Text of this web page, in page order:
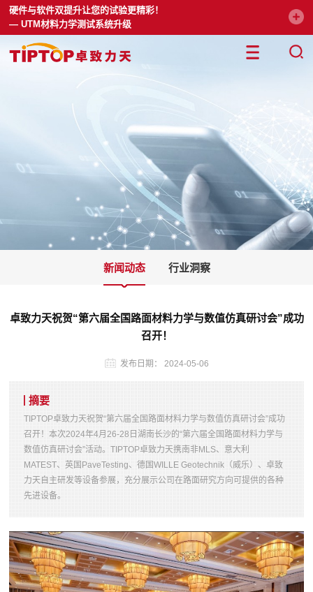
硬件与软件双提升让您的试验更精彩！
— UTM材料力学测试系统升级
新闻动态 行业洞察
卓致力天祝贺“第六届全国路面材料力学与数值仿真研讨会”成功
召开！
发布日期： 2024-05-06
摘要
TIPTOP卓致力天祝贺“第六届全国路面材料力学与数值仿真研讨会”成功
召开！本次2024年4月26-28日湖南长沙的“第六届全国路面材料力学与
数值仿真研讨会”活动。TIPTOP卓致力天携南非MLS、意大利
MATEST、英国PaveTesting、德国WILLE Geotechnik（威乐）、卓致
力天自主研发等设备参展，充分展示公司在路面研究方向可提供的各种
先进设备。